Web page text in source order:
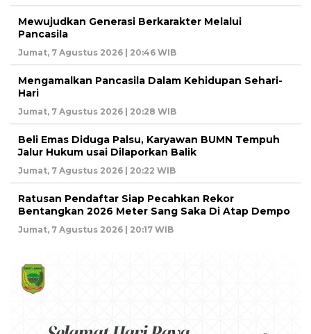
Mewujudkan Generasi Berkarakter Melalui
Pancasila
Jumat, 7 Agustus 2026 | 20:46 WIB
Mengamalkan Pancasila Dalam Kehidupan Sehari-
Hari
Jumat, 7 Agustus 2026 | 20:28 WIB
Beli Emas Diduga Palsu, Karyawan BUMN Tempuh
Jalur Hukum usai Dilaporkan Balik
Jumat, 7 Agustus 2026 | 20:22 WIB
Ratusan Pendaftar Siap Pecahkan Rekor
Bentangkan 2026 Meter Sang Saka Di Atap Dempo
Jumat, 7 Agustus 2026 | 20:17 WIB